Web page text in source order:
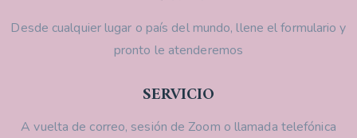
Desde cualquier lugar o país del mundo, llene el formulario y
pronto le atenderemos
SERVICIO
A vuelta de correo, sesión de Zoom o llamada telefónica